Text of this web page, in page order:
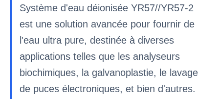
Système d'eau déionisée YR57//YR57-2
est une solution avancée pour fournir de
l'eau ultra pure, destinée à diverses
applications telles que les analyseurs
biochimiques, la galvanoplastie, le lavage
de puces électroniques, et bien d'autres.